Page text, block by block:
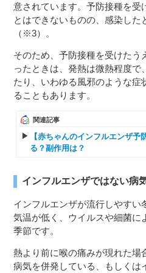
意されています。予防接種を受
とはできないものの、感染した
（※3）。
そのため、予防接種を受けたう
ったときは、発熱は微熱程度で
たり、いわゆる風邪のような症
ることもあります。
関連記事
【赤ちゃんのインフルエンザ
る？副作用は？
インフルエンザではない病
インフルエンザが流行しやすい
気温が低く、ウイルスや細菌に
季節です。
熱より前に喉の痛みが現れた場
病気を併発している、もしくは